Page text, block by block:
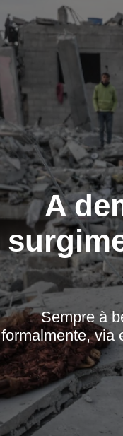
A
Sempre à
formalmente, via